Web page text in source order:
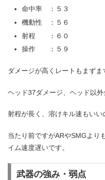
命中率 ：５３
機動性 ：５６
射程 ：６０
操作 ：５９
ダメージが高くレートもまずま
ヘッド37ダメージ、ヘッド以外
射程が長く、溶けキル速もいい
当たり前ですがARやSMGより
イム速度遅いです。
武器の強み・弱点